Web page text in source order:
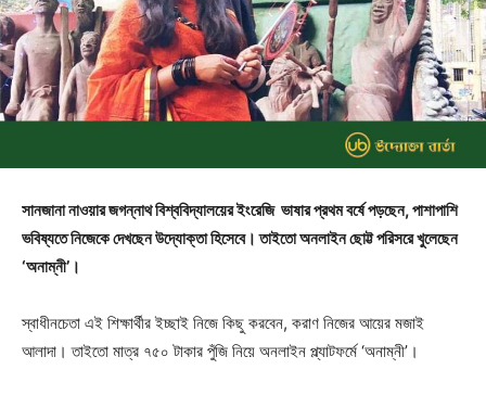
সানজানা নাওয়ার জগন্নাথ বিশ্ববিদ্যালয়ের ইংরেজি ভাষার প্রথম বর্ষে পড়ছেন, পাশাপাশি
ভবিষ্যতে নিজেকে দেখছেন উদ্যোক্তা হিসেবে। তাইতো অনলাইন ছোট্ট পরিসরে খুলেছেন
‘অনাম্নী’।
স্বাধীনচেতা এই শিক্ষার্থীর ইচ্ছাই নিজে কিছু করবেন, করাণ নিজের আয়ের মজাই
আলাদা। তাইতো মাত্র ৭৫০ টাকার পুঁজি নিয়ে অনলাইন প্ল্যাটফর্মে ‘অনাম্নী’।